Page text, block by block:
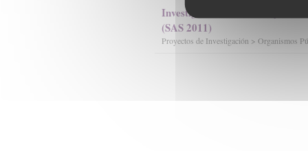
Investigación Biomédica y en
(SAS 2011)
Proyectos de Investigación > Organismos